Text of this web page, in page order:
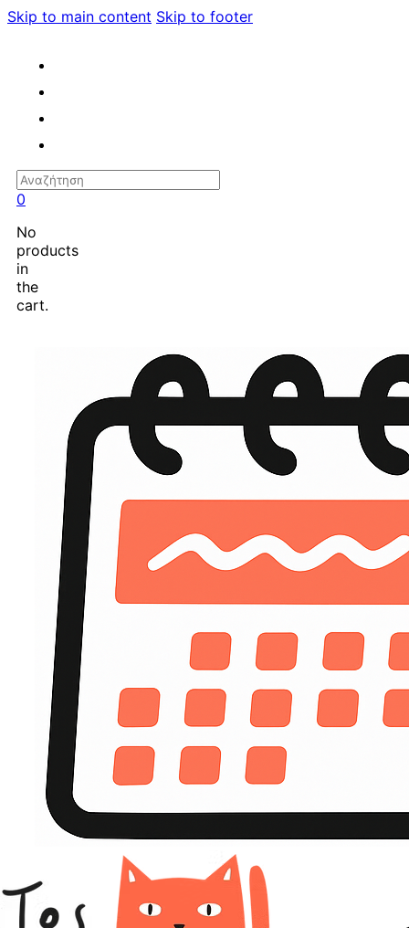
Skip to main content Skip to footer
Search
0
No
products
in
the
cart.